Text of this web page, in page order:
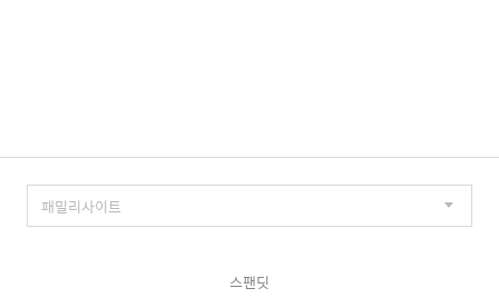
스팬딧